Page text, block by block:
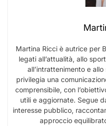
Martina Ricci è autrice per
legati all’attualità, allo
all’intrattenimento e
privilegia una
comprensibile, con
utili e aggiornate. Segue
interesse pubblico,
approccio